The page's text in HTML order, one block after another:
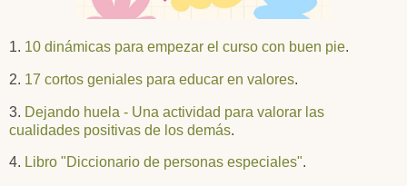
1. 10 dinámicas para empezar el curso con buen pie.
2. 17 cortos geniales para educar en valores.
3. Dejando huela - Una actividad para valorar las
cualidades positivas de los demás.
4. Libro "Diccionario de personas especiales".